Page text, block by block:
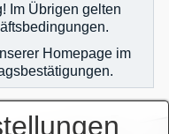
Im Übrigen gelten
Homepage im